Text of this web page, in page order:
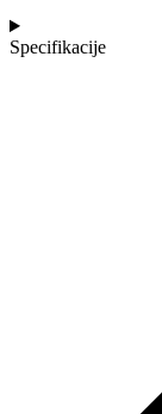
Specifikacije